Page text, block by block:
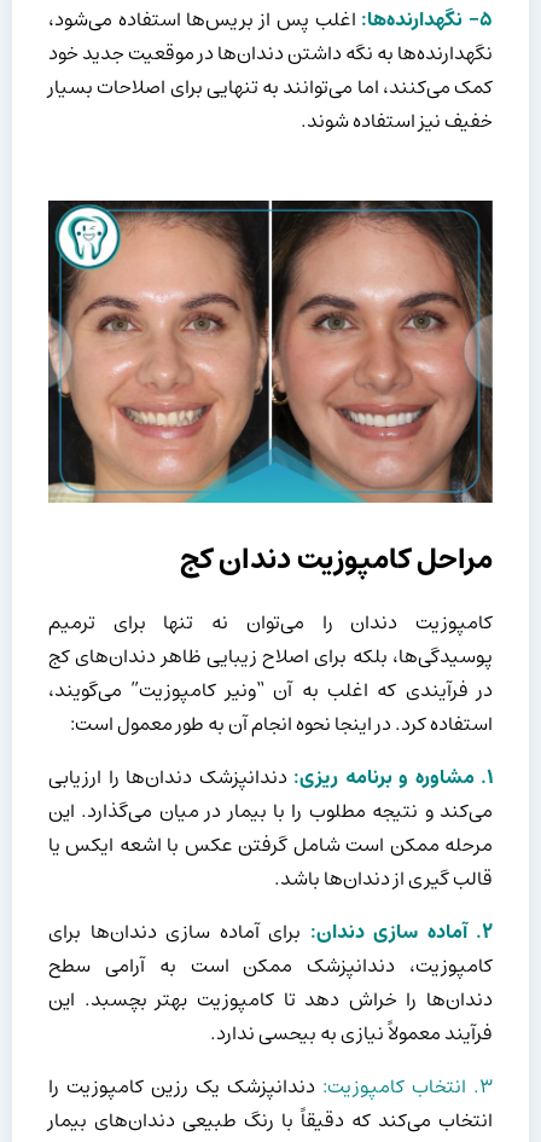
۵- نگهدارنده‌ها:
اغلب پس از بریس‌ها استفاده می‌شود،
نگهدارنده‌ها به نگه داشتن دندان‌ها در موقعیت جدید خود
کمک می‌کنند، اما می‌توانند به تنهایی برای اصلاحات بسیار
خفیف نیز استفاده شوند.
مراحل کامپوزیت دندان کج
کامپوزیت دندان را می‌توان نه تنها برای ترمیم
پوسیدگی‌ها، بلکه برای اصلاح زیبایی ظاهر دندان‌های کج
در فرآیندی که اغلب به آن “ونیر کامپوزیت” می‌گویند،
استفاده کرد. در اینجا نحوه انجام آن به طور معمول است:
۱. مشاوره و برنامه ریزی:
دندانپزشک دندان‌ها را ارزیابی
می‌کند و نتیجه مطلوب را با بیمار در میان می‌گذارد. این
مرحله ممکن است شامل گرفتن عکس با اشعه ایکس یا
قالب گیری از دندان‌ها باشد.
۲. آماده سازی دندان:
برای آماده سازی دندان‌ها برای
کامپوزیت، دندانپزشک ممکن است به آرامی سطح
دندان‌ها را خراش دهد تا کامپوزیت بهتر بچسبد. این
فرآیند معمولاً نیازی به بیحسی ندارد.
۳. انتخاب کامپوزیت:
دندانپزشک یک رزین کامپوزیت را
انتخاب می‌کند که دقیقاً با رنگ طبیعی دندان‌های بیمار